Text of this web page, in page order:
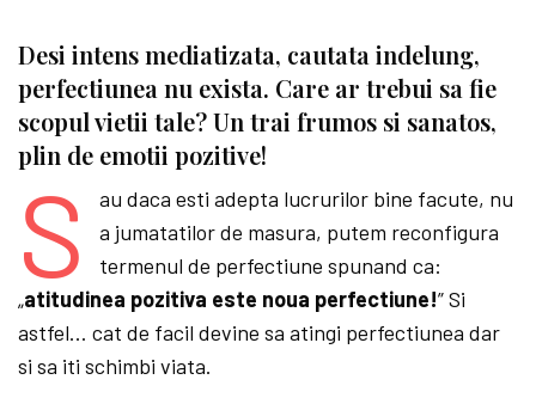
Desi intens mediatizata, cautata indelung,
perfectiunea nu exista. Care ar trebui sa fie
scopul vietii tale? Un trai frumos si sanatos,
plin de emotii pozitive!
S
au daca esti adepta lucrurilor bine facute, nu
a jumatatilor de masura, putem reconfigura
termenul de perfectiune spunand ca:
„atitudinea pozitiva este noua perfectiune!” Si
astfel… cat de facil devine sa atingi perfectiunea dar
si sa iti schimbi viata.